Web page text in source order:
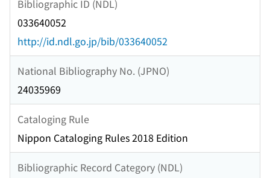
Bibliographic ID (NDL)
033640052
http://id.ndl.go.jp/bib/033640052
National Bibliography No. (JPNO)
24035969
Cataloging Rule
Nippon Cataloging Rules 2018 Edition
Bibliographic Record Category (NDL)